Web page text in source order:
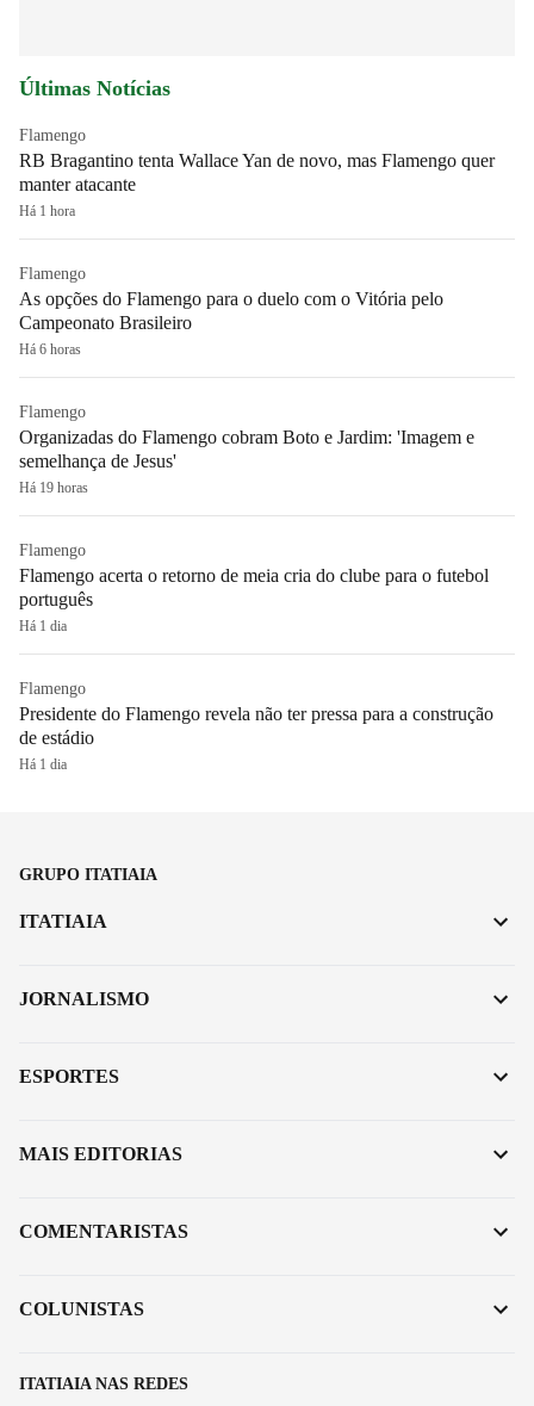
Últimas Notícias
Flamengo
RB Bragantino tenta Wallace Yan de novo, mas Flamengo quer
manter atacante
Há 1 hora
Flamengo
As opções do Flamengo para o duelo com o Vitória pelo
Campeonato Brasileiro
Há 6 horas
Flamengo
Organizadas do Flamengo cobram Boto e Jardim: 'Imagem e
semelhança de Jesus'
Há 19 horas
Flamengo
Flamengo acerta o retorno de meia cria do clube para o futebol
português
Há 1 dia
Flamengo
Presidente do Flamengo revela não ter pressa para a construção
de estádio
Há 1 dia
GRUPO ITATIAIA
ITATIAIA NAS REDES
ITATIAIA
JORNALISMO
ESPORTES
MAIS EDITORIAS
COMENTARISTAS
COLUNISTAS